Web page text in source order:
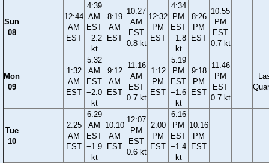
Sun
08
12:44
AM
EST
4:39
AM
EST
−2.2
kt
8:19
AM
EST
10:27
AM
EST
0.8 kt
12:32
PM
EST
4:34
PM
EST
−1.8
kt
8:26
PM
EST
10:55
PM
EST
0.7 kt
Mon
09
1:32
AM
EST
5:32
AM
EST
−2.0
kt
9:12
AM
EST
11:16
AM
EST
0.7 kt
1:12
PM
EST
5:19
PM
EST
−1.6
kt
9:18
PM
EST
11:46
PM
EST
0.7 kt
Tue
10
2:25
AM
EST
6:29
AM
EST
−1.9
kt
10:10
AM
EST
12:07
PM
EST
0.6 kt
2:00
PM
EST
6:16
PM
EST
−1.4
kt
10:16
PM
EST